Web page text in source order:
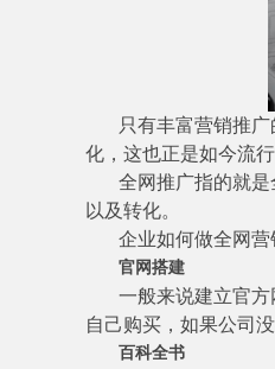
只有丰富营销推
化，这也正是如今流行
全网推广指的就
以及转化。
企业如何做全网营
官网搭建
一般来说建立官
自己购买，如果公司
百科全书